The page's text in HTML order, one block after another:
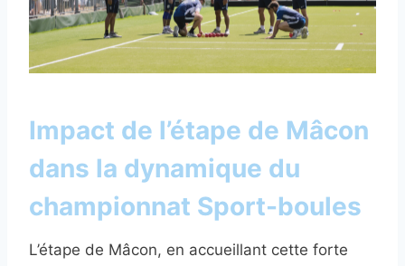
Impact de l’étape de Mâcon
dans la dynamique du
championnat Sport-boules
L’étape de Mâcon, en accueillant cette forte